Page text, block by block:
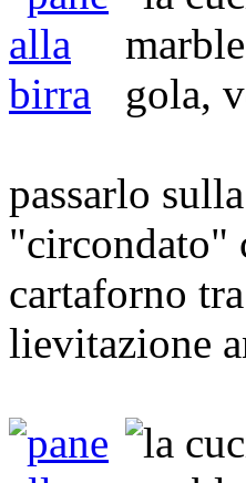
passarlo
"circondato"
cartaforno
lievitazione